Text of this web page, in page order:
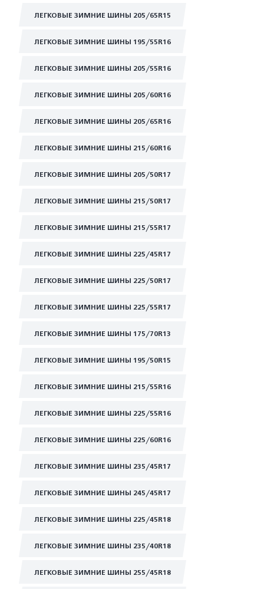
ЛЕГКОВЫЕ ЗИМНИЕ ШИНЫ 205/65R15
ЛЕГКОВЫЕ ЗИМНИЕ ШИНЫ 195/55R16
ЛЕГКОВЫЕ ЗИМНИЕ ШИНЫ 205/55R16
ЛЕГКОВЫЕ ЗИМНИЕ ШИНЫ 205/60R16
ЛЕГКОВЫЕ ЗИМНИЕ ШИНЫ 205/65R16
ЛЕГКОВЫЕ ЗИМНИЕ ШИНЫ 215/60R16
ЛЕГКОВЫЕ ЗИМНИЕ ШИНЫ 205/50R17
ЛЕГКОВЫЕ ЗИМНИЕ ШИНЫ 215/50R17
ЛЕГКОВЫЕ ЗИМНИЕ ШИНЫ 215/55R17
ЛЕГКОВЫЕ ЗИМНИЕ ШИНЫ 225/45R17
ЛЕГКОВЫЕ ЗИМНИЕ ШИНЫ 225/50R17
ЛЕГКОВЫЕ ЗИМНИЕ ШИНЫ 225/55R17
ЛЕГКОВЫЕ ЗИМНИЕ ШИНЫ 175/70R13
ЛЕГКОВЫЕ ЗИМНИЕ ШИНЫ 195/50R15
ЛЕГКОВЫЕ ЗИМНИЕ ШИНЫ 215/55R16
ЛЕГКОВЫЕ ЗИМНИЕ ШИНЫ 225/55R16
ЛЕГКОВЫЕ ЗИМНИЕ ШИНЫ 225/60R16
ЛЕГКОВЫЕ ЗИМНИЕ ШИНЫ 235/45R17
ЛЕГКОВЫЕ ЗИМНИЕ ШИНЫ 245/45R17
ЛЕГКОВЫЕ ЗИМНИЕ ШИНЫ 225/45R18
ЛЕГКОВЫЕ ЗИМНИЕ ШИНЫ 235/40R18
ЛЕГКОВЫЕ ЗИМНИЕ ШИНЫ 255/45R18